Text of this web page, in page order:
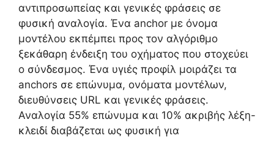
αντιπροσωπείας και γενικές φράσεις σε
φυσική αναλογία. Ένα anchor με όνομα
μοντέλου εκπέμπει προς τον αλγόριθμο
ξεκάθαρη ένδειξη του οχήματος που στοχεύει
ο σύνδεσμος. Ένα υγιές προφίλ μοιράζει τα
anchors σε επώνυμα, ονόματα μοντέλων,
διευθύνσεις URL και γενικές φράσεις.
Αναλογία 55% επώνυμα και 10% ακριβής λέξη-
κλειδί διαβάζεται ως φυσική για